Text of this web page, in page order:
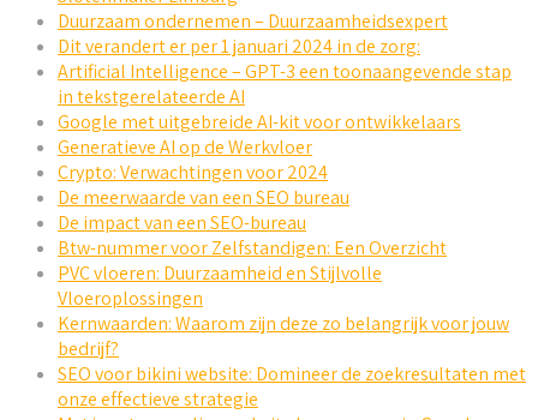
Duurzaam ondernemen – Duurzaamheidsexpert
Dit verandert er per 1 januari 2024 in de zorg:
Artificial Intelligence – GPT-3 een toonaangevende stap
in tekstgerelateerde AI
Google met uitgebreide AI-kit voor ontwikkelaars
Generatieve AI op de Werkvloer
Crypto: Verwachtingen voor 2024
De meerwaarde van een SEO bureau
De impact van een SEO-bureau
Btw-nummer voor Zelfstandigen: Een Overzicht
PVC vloeren: Duurzaamheid en Stijlvolle
Vloeroplossingen
Kernwaarden: Waarom zijn deze zo belangrijk voor jouw
bedrijf?
SEO voor bikini website: Domineer de zoekresultaten met
onze effectieve strategie